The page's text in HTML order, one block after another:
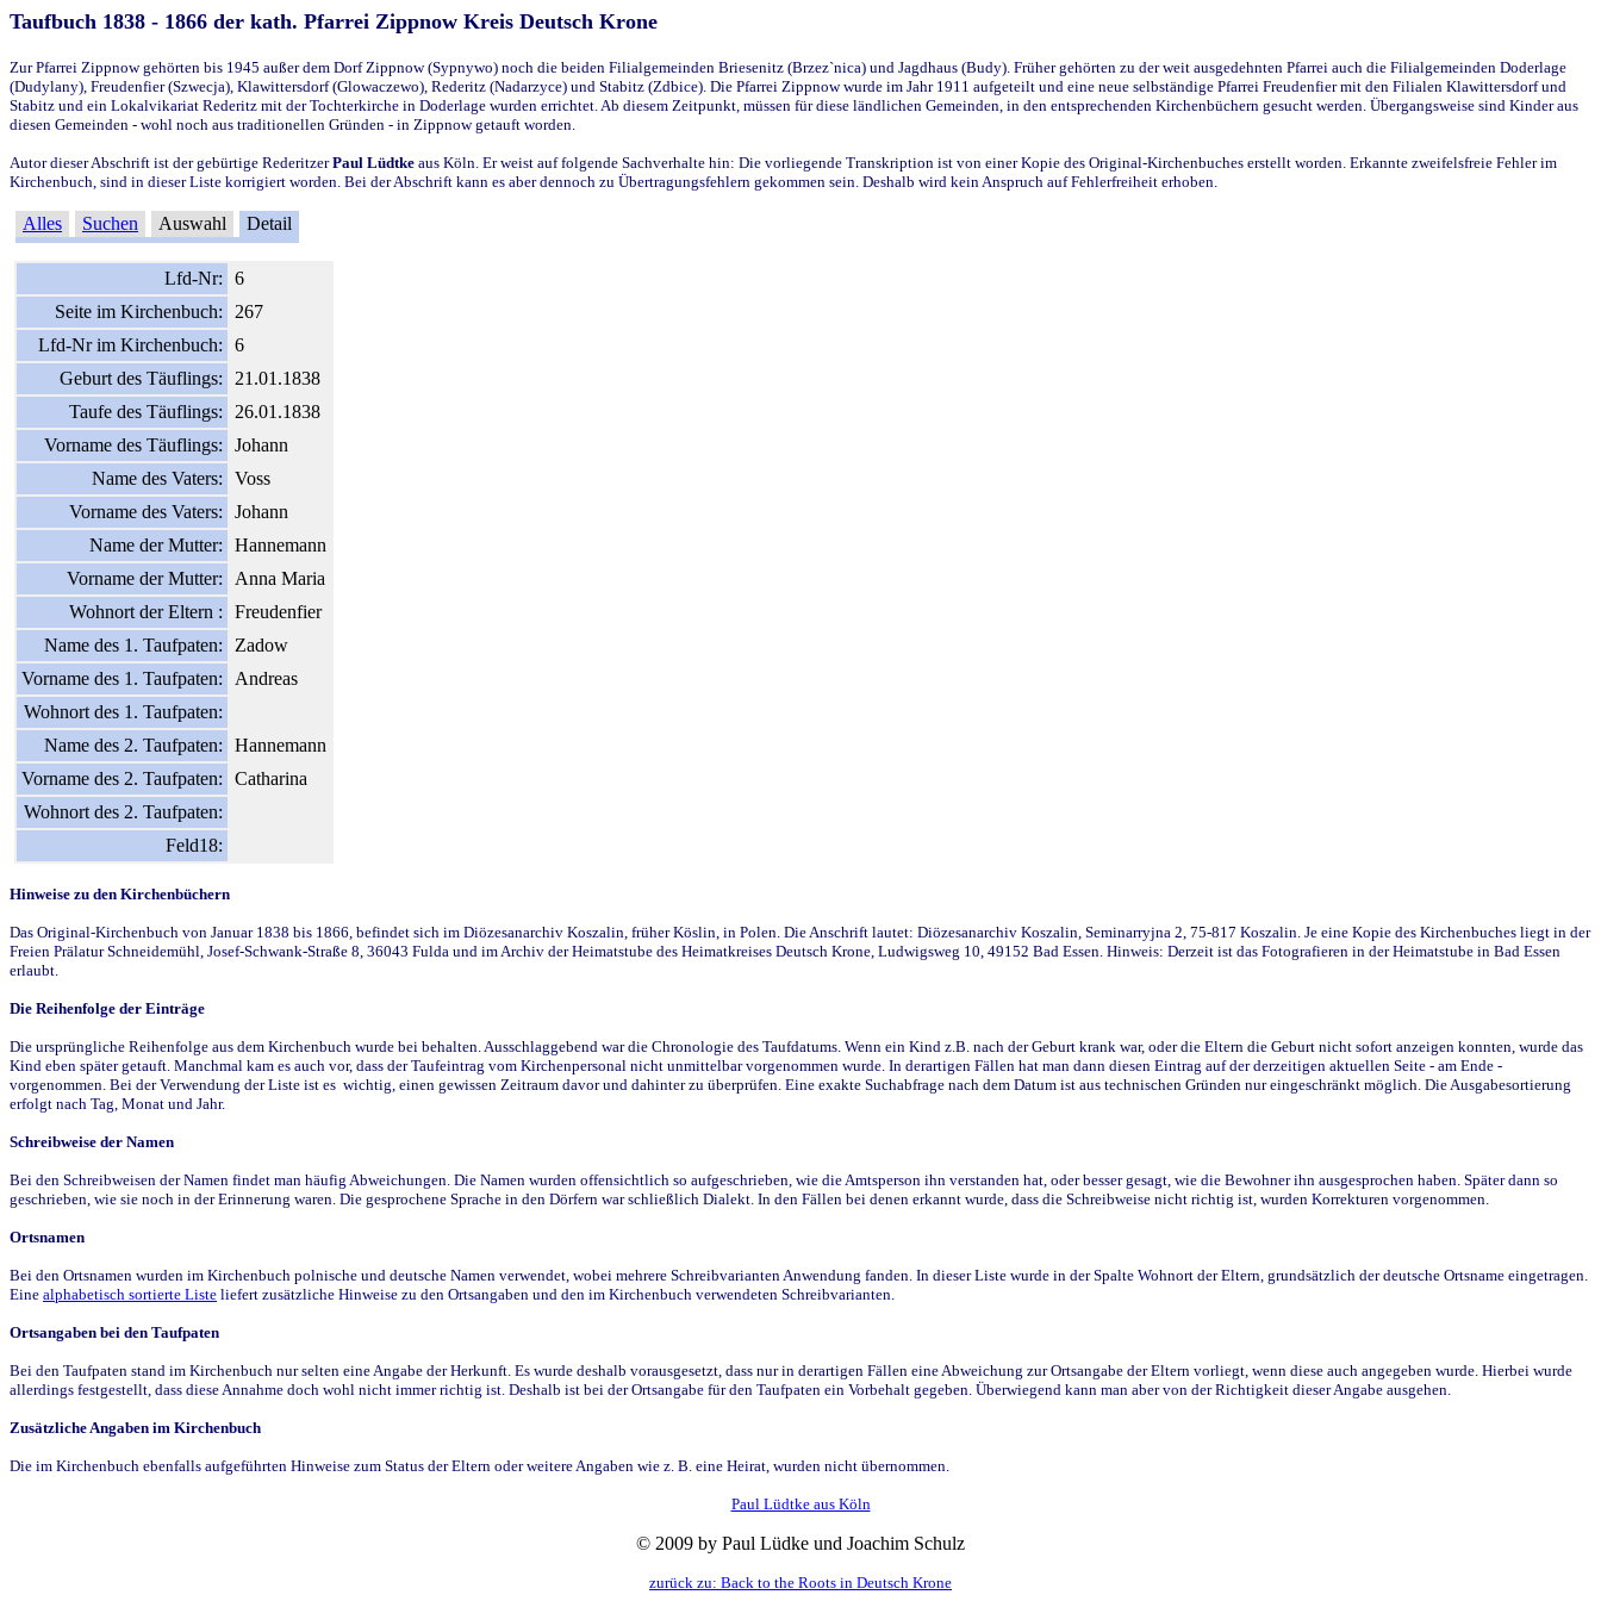
Taufbuch 1838 - 1866 der kath. Pfarrei Zippnow Kreis Deutsch Krone
Zur Pfarrei Zippnow gehörten bis 1945 außer dem Dorf Zippnow (Sypnywo) noch die beiden Filialgemeinden Briesenitz (Brzez`nica) und Jagdhaus (Budy). Früher gehörten zu der weit ausgedehnten Pfarrei auch die Filialgemeinden Doderlage
(Dudylany), Freudenfier (Szwecja), Klawittersdorf (Glowaczewo), Rederitz (Nadarzyce) und Stabitz (Zdbice). Die Pfarrei Zippnow wurde im Jahr 1911 aufgeteilt und eine neue selbständige Pfarrei Freudenfier mit den Filialen Klawittersdorf und
Stabitz und ein Lokalvikariat Rederitz mit der Tochterkirche in Doderlage wurden errichtet. Ab diesem Zeitpunkt, müssen für diese ländlichen Gemeinden, in den entsprechenden Kirchenbüchern gesucht werden. Übergangsweise sind Kinder aus
diesen Gemeinden - wohl noch aus traditionellen Gründen - in Zippnow getauft worden.
Autor dieser Abschrift ist der gebürtige RederitzerPaul Lüdtke aus Köln. Er weist auf folgende Sachverhalte hin: Die vorliegende Transkription ist von einer Kopie des Original-Kirchenbuches erstellt worden. Erkannte zweifelsfreie Fehler im
Kirchenbuch, sind in dieser Liste korrigiert worden. Bei der Abschrift kann es aber dennoch zu Übertragungsfehlern gekommen sein. Deshalb wird kein Anspruch auf Fehlerfreiheit erhoben.
Alles Suchen Auswahl Detail
Lfd-Nr:
6
Seite im Kirchenbuch:
267
Lfd-Nr im Kirchenbuch:
6
Geburt des Täuflings:
21.01.1838
Taufe des Täuflings:
26.01.1838
Vorname des Täuflings:
Johann
Name des Vaters:
Voss
Vorname des Vaters:
Johann
Name der Mutter:
Hannemann
Vorname der Mutter:
Anna Maria
Wohnort der Eltern :
Freudenfier
Name des 1. Taufpaten:
Zadow
Vorname des 1. Taufpaten:
Andreas
Wohnort des 1. Taufpaten:
Name des 2. Taufpaten:
Hannemann
Vorname des 2. Taufpaten:
Catharina
Wohnort des 2. Taufpaten:
Feld18:
Hinweise zu den Kirchenbüchern
Das Original-Kirchenbuch von Januar 1838 bis 1866, befindet sich im Diözesanarchiv Koszalin, früher Köslin, in Polen. Die Anschrift lautet: Diözesanarchiv Koszalin, Seminarryjna 2, 75-817 Koszalin. Je eine Kopie des Kirchenbuches liegt in der
Freien Prälatur Schneidemühl, Josef-Schwank-Straße 8, 36043 Fulda und im Archiv der Heimatstube des Heimatkreises Deutsch Krone, Ludwigsweg 10, 49152 Bad Essen. Hinweis: Derzeit ist das Fotografieren in der Heimatstube in Bad Essen
erlaubt.
Die Reihenfolge der Einträge
Die ursprüngliche Reihenfolge aus dem Kirchenbuch wurde bei behalten. Ausschlaggebend war die Chronologie des Taufdatums. Wenn ein Kind z.B. nach der Geburt krank war, oder die Eltern die Geburt nicht sofort anzeigen konnten, wurde das
Kind eben später getauft. Manchmal kam es auch vor, dass der Taufeintrag vom Kirchenpersonal nicht unmittelbar vorgenommen wurde. In derartigen Fällen hat man dann diesen Eintrag auf der derzeitigen aktuellen Seite - am Ende -
vorgenommen. Bei der Verwendung der Liste ist es wichtig, einen gewissen Zeitraum davor und dahinter zu überprüfen. Eine exakte Suchabfrage nach dem Datum ist aus technischen Gründen nur eingeschränkt möglich. Die Ausgabesortierung
erfolgt nach Tag, Monat und Jahr.
Schreibweise der Namen
Bei den Schreibweisen der Namen findet man häufig Abweichungen. Die Namen wurden offensichtlich so aufgeschrieben, wie die Amtsperson ihn verstanden hat, oder besser gesagt, wie die Bewohner ihn ausgesprochen haben. Später dann so
geschrieben, wie sie noch in der Erinnerung waren. Die gesprochene Sprache in den Dörfern war schließlich Dialekt. In den Fällen bei denen erkannt wurde, dass die Schreibweise nicht richtig ist, wurden Korrekturen vorgenommen.
Ortsnamen
Bei den Ortsnamen wurden im Kirchenbuch polnische und deutsche Namen verwendet, wobei mehrere Schreibvarianten Anwendung fanden. In dieser Liste wurde in der Spalte Wohnort der Eltern, grundsätzlich der deutsche Ortsname eingetragen.
Eine alphabetisch sortierte Liste liefert zusätzliche Hinweise zu den Ortsangaben und den im Kirchenbuch verwendeten Schreibvarianten.
Ortsangaben bei den Taufpaten
Bei den Taufpaten stand im Kirchenbuch nur selten eine Angabe der Herkunft. Es wurde deshalb vorausgesetzt, dass nur in derartigen Fällen eine Abweichung zur Ortsangabe der Eltern vorliegt, wenn diese auch angegeben wurde. Hierbei wurde
allerdings festgestellt, dass diese Annahme doch wohl nicht immer richtig ist. Deshalb ist bei der Ortsangabe für den Taufpaten ein Vorbehalt gegeben. Überwiegend kann man aber von der Richtigkeit dieser Angabe ausgehen.
Zusätzliche Angaben im Kirchenbuch
Die im Kirchenbuch ebenfalls aufgeführten Hinweise zum Status der Eltern oder weitere Angaben wie z. B. eine Heirat, wurden nicht übernommen.
Paul Lüdtke aus Köln
© 2009 by Paul Lüdke und Joachim Schulz
zurück zu: Back to the Roots in Deutsch Krone